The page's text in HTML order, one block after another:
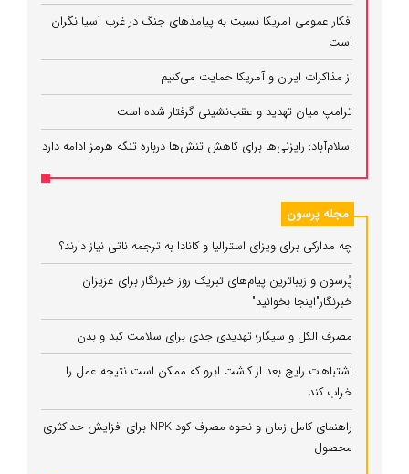
افکار عمومی آمریکا نسبت به پیامدهای جنگ در غرب آسیا نگران
است
از مذاکرات ایران و آمریکا حمایت می‌کنیم
ترامپ میان تهدید و عقب‌نشینی گرفتار شده است
اسلام‌آباد: رایزنی‌ها برای کاهش تنش‌ها درباره تنگه هرمز ادامه دارد
مجله پرسون
چه مدارکی برای ویزای استرالیا و کانادا به ترجمه ناتی نیاز دارند؟
پُرسون و زیباترین پیام‌های تبریک روز خبرنگار برای عزیزان
خبرنگار"اینجا بخوانید"
مصرف الکل و سیگار؛ تهدیدی جدی برای سلامت کبد و بدن
اشتباهات رایج بعد از کاشت ابرو که ممکن است نتیجه عمل را
خراب کند
راهنمای کامل زمان و نحوه مصرف کود NPK برای افزایش حداکثری
محصول